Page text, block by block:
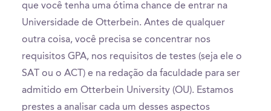
que você tenha uma ótima chance de entrar na
Universidade de Otterbein. Antes de qualquer
outra coisa, você precisa se concentrar nos
requisitos GPA, nos requisitos de testes (seja ele o
SAT ou o ACT) e na redação da faculdade para ser
admitido em Otterbein University (OU). Estamos
prestes a analisar cada um desses aspectos